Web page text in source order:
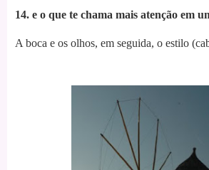
14. e o que te chama mais atenção em
A boca e os olhos, em seguida, o estilo